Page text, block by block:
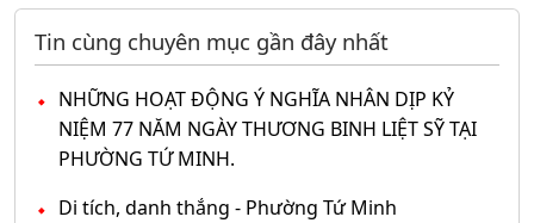
Tin cùng chuyên mục gần đây nhất
NHỮNG HOẠT ĐỘNG Ý NGHĨA NHÂN DỊP KỶ
NIỆM 77 NĂM NGÀY THƯƠNG BINH LIỆT SỸ TẠI
PHƯỜNG TỨ MINH.
Di tích, danh thắng - Phường Tứ Minh